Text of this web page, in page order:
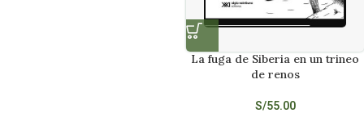
La fuga de Siberia en un trineo
de renos
S/55.00